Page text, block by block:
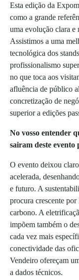
Esta edição da
como a grande
uma evolução clara e
Assistimos a uma
tecnológica dos
profissionalismo
no que toca aos
afluência de público
concretização de
superior a edições
No vosso entender
sairam deste evento
O evento deixou
acelerada,
e futuro. A
procura crescente
carbono. A
impõem também o
cada vez mais
conectividade das
Vendeiro ofereçam
a dados técnicos.